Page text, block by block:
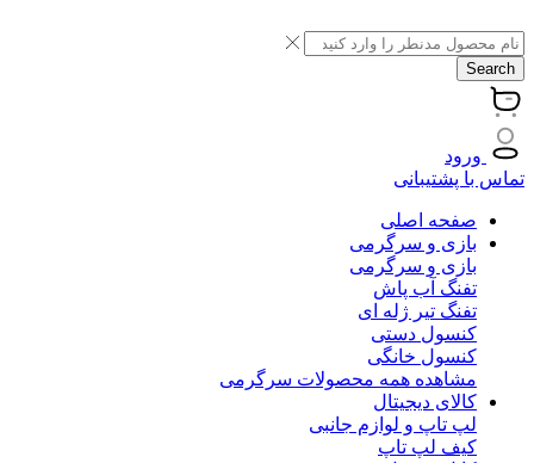
Search
ورود
تماس با پشتیبانی
صفحه اصلی
بازی و سرگرمی
بازی و سرگرمی
تفنگ آب پاش
تفنگ تیر ژله ای
کنسول دستی
کنسول خانگی
مشاهده همه محصولات سرگرمی
کالای دیجیتال
لپ تاپ و لوازم جانبی
کیف لپ تاپ